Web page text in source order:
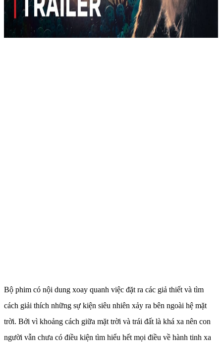
Bộ phim có nội dung xoay quanh việc đặt ra các giả thiết và tìm
cách giải thích những sự kiện siêu nhiên xảy ra bên ngoài hệ mặt
trời. Bởi vì khoảng cách giữa mặt trời và trái đất là khá xa nên con
người vẫn chưa có điều kiện tìm hiểu hết mọi điều về hành tinh xa